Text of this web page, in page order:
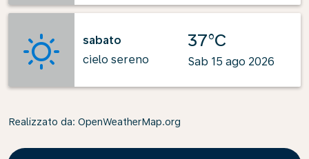
sabato
cielo sereno
37°C
Sab 15 ago 2026
Realizzato da: OpenWeatherMap.org